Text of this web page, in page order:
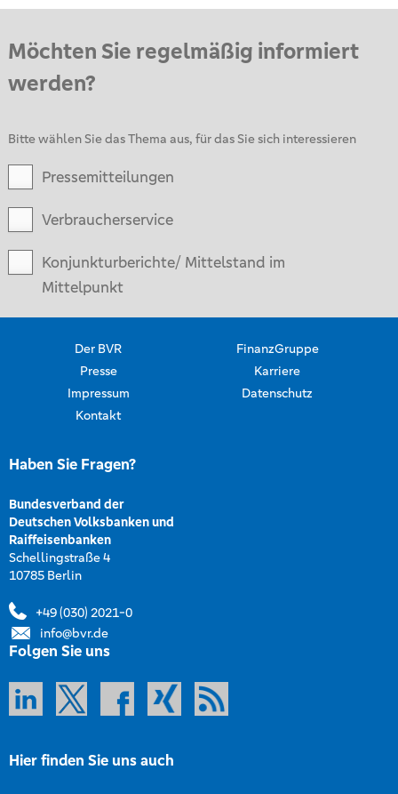
Möchten Sie regelmäßig informiert
werden?
Bitte wählen Sie das Thema aus, für das Sie sich interessieren
Pressemitteilungen
Verbraucherservice
Konjunkturberichte/ Mittelstand im
Mittelpunkt
Der BVR
FinanzGruppe
Presse
Karriere
Impressum
Datenschutz
Kontakt
Haben Sie Fragen?
Bundesverband der
Deutschen Volksbanken und
Raiffeisenbanken
Schellingstraße 4
10785 Berlin
+49 (030) 2021-0
info@bvr.de
Folgen Sie uns
Hier finden Sie uns auch